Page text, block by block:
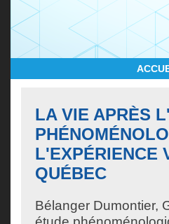
LA VIE APRÈS
L'EXPÉRIENCE
QUÉBEC
Bélanger Dumontier,